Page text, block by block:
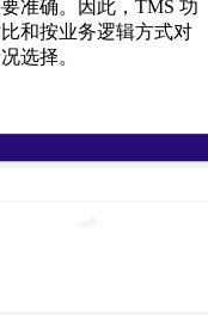
准确。因此，TMS 功
和按业务逻辑方式对
选择。